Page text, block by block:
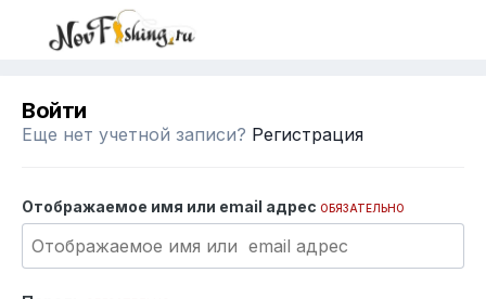
Войти
Еще нет учетной записи? Регистрация
Отображаемое имя или email адрес ОБЯЗАТЕЛЬНО